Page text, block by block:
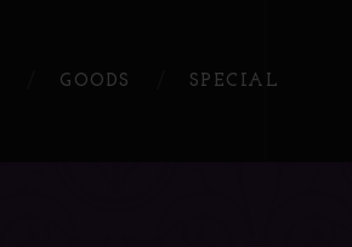
GOODS SPECIAL